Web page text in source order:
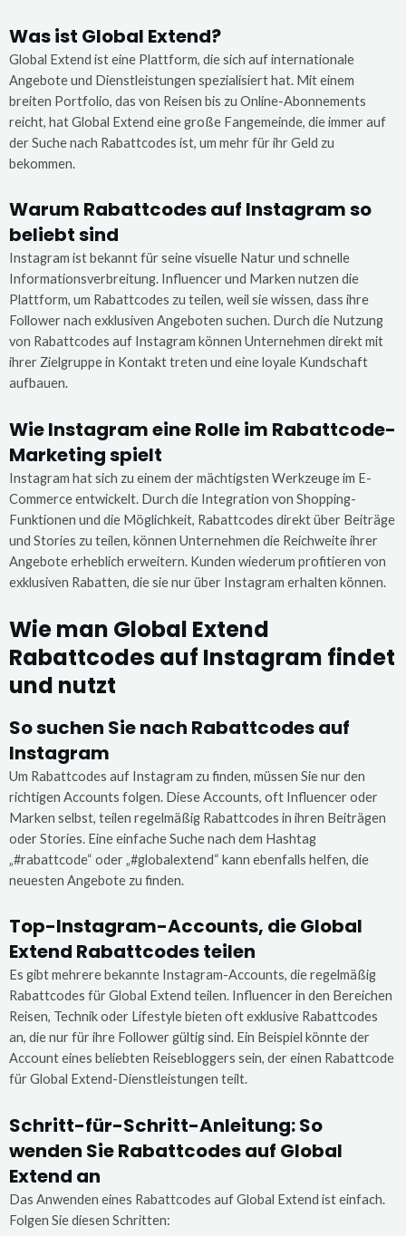
Was ist Global Extend?
Global Extend ist eine Plattform, die sich auf internationale
Angebote und Dienstleistungen spezialisiert hat. Mit einem
breiten Portfolio, das von Reisen bis zu Online-Abonnements
reicht, hat Global Extend eine große Fangemeinde, die immer auf
der Suche nach Rabattcodes ist, um mehr für ihr Geld zu
bekommen.
Warum Rabattcodes auf Instagram so
beliebt sind
Instagram ist bekannt für seine visuelle Natur und schnelle
Informationsverbreitung. Influencer und Marken nutzen die
Plattform, um Rabattcodes zu teilen, weil sie wissen, dass ihre
Follower nach exklusiven Angeboten suchen. Durch die Nutzung
von Rabattcodes auf Instagram können Unternehmen direkt mit
ihrer Zielgruppe in Kontakt treten und eine loyale Kundschaft
aufbauen.
Wie Instagram eine Rolle im Rabattcode-
Marketing spielt
Instagram hat sich zu einem der mächtigsten Werkzeuge im E-
Commerce entwickelt. Durch die Integration von Shopping-
Funktionen und die Möglichkeit, Rabattcodes direkt über Beiträge
und Stories zu teilen, können Unternehmen die Reichweite ihrer
Angebote erheblich erweitern. Kunden wiederum profitieren von
exklusiven Rabatten, die sie nur über Instagram erhalten können.
Wie man Global Extend
Rabattcodes auf Instagram findet
und nutzt
So suchen Sie nach Rabattcodes auf
Instagram
Um Rabattcodes auf Instagram zu finden, müssen Sie nur den
richtigen Accounts folgen. Diese Accounts, oft Influencer oder
Marken selbst, teilen regelmäßig Rabattcodes in ihren Beiträgen
oder Stories. Eine einfache Suche nach dem Hashtag
„#rabattcode“ oder „#globalextend“ kann ebenfalls helfen, die
neuesten Angebote zu finden.
Top-Instagram-Accounts, die Global
Extend Rabattcodes teilen
Es gibt mehrere bekannte Instagram-Accounts, die regelmäßig
Rabattcodes für Global Extend teilen. Influencer in den Bereichen
Reisen, Technik oder Lifestyle bieten oft exklusive Rabattcodes
an, die nur für ihre Follower gültig sind. Ein Beispiel könnte der
Account eines beliebten Reisebloggers sein, der einen Rabattcode
für Global Extend-Dienstleistungen teilt.
Schritt-für-Schritt-Anleitung: So
wenden Sie Rabattcodes auf Global
Extend an
Das Anwenden eines Rabattcodes auf Global Extend ist einfach.
Folgen Sie diesen Schritten: